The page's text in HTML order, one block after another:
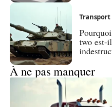
Transport
two est-
À ne pas manquer